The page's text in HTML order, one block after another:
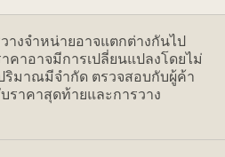
างจำหน่ายอาจแตกต่างกันไป
คาอาจมีการเปลี่ยนแปลงโดยไม่
ริมาณมีจำกัด ตรวจสอบกับผู้ค้า
าคาสุดท้ายและการวาง